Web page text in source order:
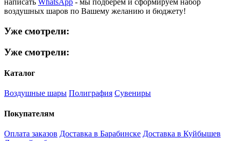
написать WhatsApp - мы подберем и сформируем набор
воздушных шаров по Вашему желанию и бюджету!
Уже смотрели:
Уже смотрели:
Каталог
Воздушные шары Полиграфия Сувениры
Покупателям
Оплата заказов Доставка в Барабинске Доставка в Куйбышев